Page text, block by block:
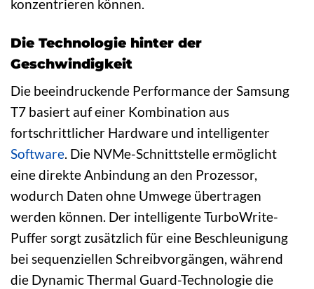
konzentrieren können.
Die Technologie hinter der
Geschwindigkeit
Die beeindruckende Performance der Samsung
T7 basiert auf einer Kombination aus
fortschrittlicher Hardware und intelligenter
Software. Die NVMe-Schnittstelle ermöglicht
eine direkte Anbindung an den Prozessor,
wodurch Daten ohne Umwege übertragen
werden können. Der intelligente TurboWrite-
Puffer sorgt zusätzlich für eine Beschleunigung
bei sequenziellen Schreibvorgängen, während
die Dynamic Thermal Guard-Technologie die